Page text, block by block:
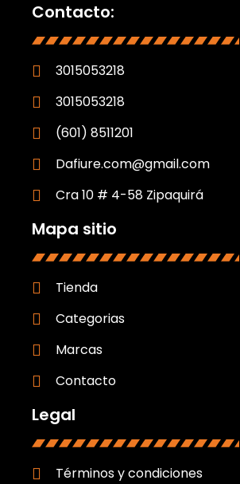
Contacto:
3015053218
3015053218
(601) 8511201
Dafiure.com@gmail.com
Cra 10 # 4-58 Zipaquirá
Mapa sitio
Tienda
Categorias
Marcas
Contacto
Legal
Términos y condiciones